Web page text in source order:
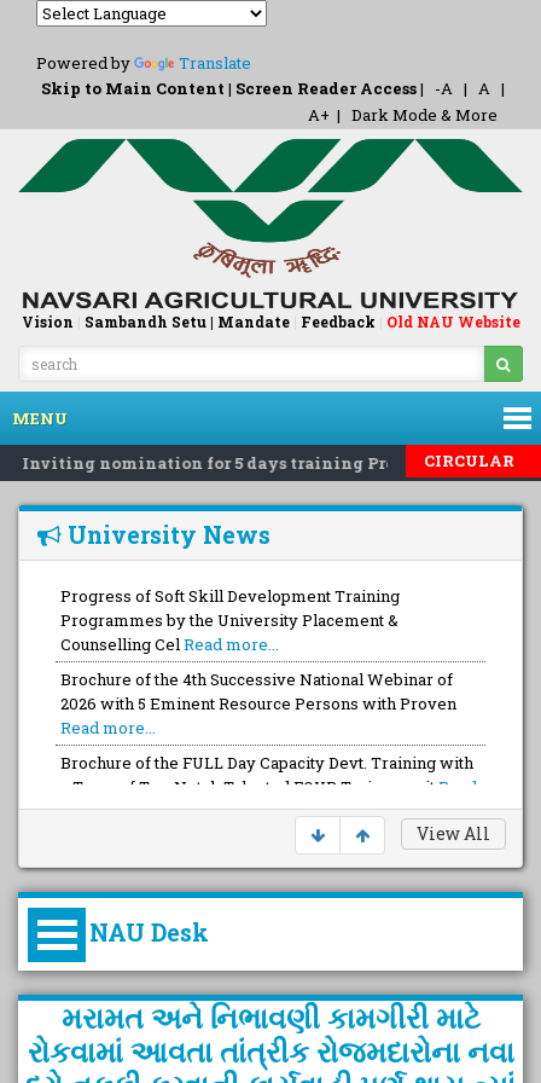
Powered by
Translate
Skip to Main Content | Screen Reader Access| -A | A |
A+ | Dark Mode & More
Vision | Sambandh Setu | Mandate| Feedback | Old NAU Website
MENU
Inviting nomination for 5 days training Programme on 'Eco-
CIRCULAR
University News
Progress of Soft Skill Development Training
Programmes by the University Placement &
Counselling CelRead more...
Brochure of the 4th Successive National Webinar of
2026 with 5 Eminent Resource Persons with Proven
Read more...
Brochure of the FULL Day Capacity Devt. Training with
a Team of Top-Notch Talented FOUR Trainers wit Read
more...
View All
NAU Desk
કુલપતિની પરિવર્તનકારી પહેલનું
વિહંગાવલોકન (ઓક્ટોબર ૨૦૨૦-૨૦૨૫)
મરામત અને નિભાવણી કામગીરી માટે
રોકવામાં આવતા તાંત્રીક રોજમદારોના નવા